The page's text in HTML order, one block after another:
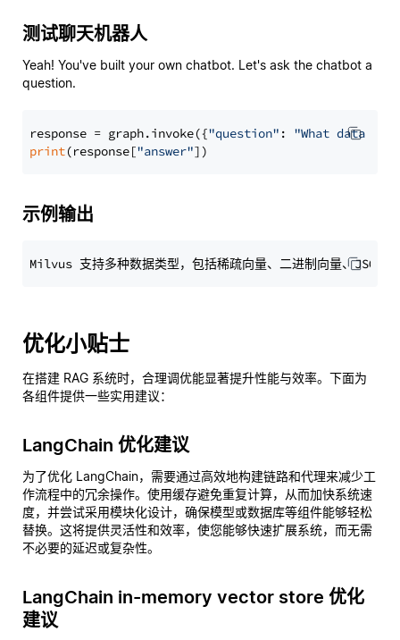
测试聊天机器人
Yeah! You've built your own chatbot. Let's ask the chatbot a
question.
response = graph.invoke({"question" : "What data
print(response["answer"
示例输出
优化小贴士
在搭建 RAG 系统时，合理调优能显著提升性能与效率。下面为
各组件提供一些实用建议：
LangChain 优化建议
为了优化 LangChain，需要通过高效地构建链路和代理来减少工
作流程中的冗余操作。使用缓存避免重复计算，从而加快系统速
度，并尝试采用模块化设计，确保模型或数据库等组件能够轻松
替换。这将提供灵活性和效率，使您能够快速扩展系统，而无需
不必要的延迟或复杂性。
LangChain in-memory vector store 优化
建议